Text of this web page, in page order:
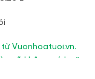
Vuonhoatuoi.vn.
sẽ không có hoặc
sẽ được thông